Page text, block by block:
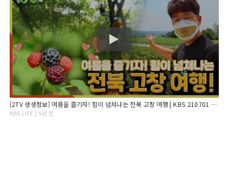
[2TV 생생정보] 여름을 즐기자! 힘이 넘쳐나는 전북 고창 여행 | KBS 210701 방송
KBS LIFE | 5년 전